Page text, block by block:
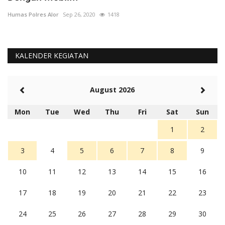
Humas Polres Alor Sep 26, 2020 1418
KALENDER KEGIATAN
August 2026
Mon Tue Wed Thu Fri Sat
Sun
1
2
3 4 5 6 7 8 9
10 11 12 13 14 15 16
17 18 19 20 21 22 23
24 25 26 27 28 29 30